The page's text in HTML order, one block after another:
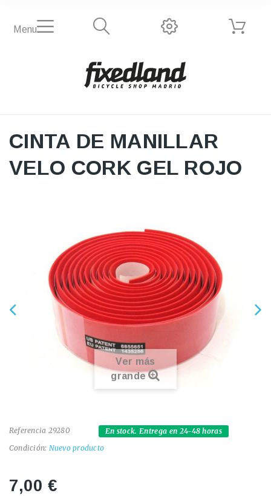
Menu
CINTA DE MANILLAR
VELO CORK GEL ROJO
Ver más
grande
Referencia 29280
Condición: Nuevo producto
En stock. Entrega en 24-48 horas
7,00 €